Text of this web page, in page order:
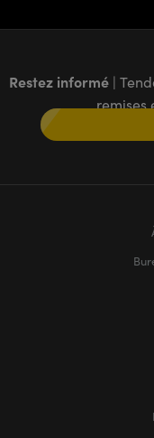
Restez informé |
remises